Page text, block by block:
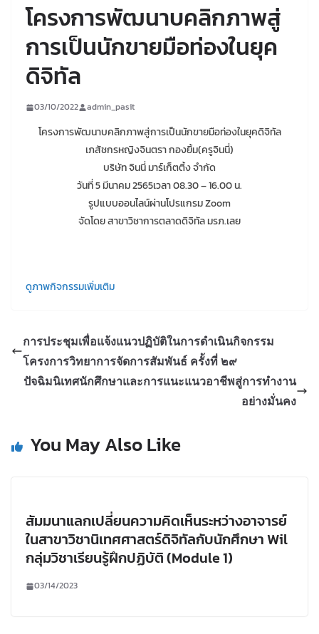
โครงการพัฒนาบคลิกภาพสู่
การเป็นนักขายมือท่องในยุค
ดิจิทัล
03/10/2022 admin_pasit
โครงการพัฒนาบคลิกภาพสู่การเป็นนักขายมือท่องในยุคดิจิทัล
เภสัชกรหญิงจินตรา กองยิ้ม(ครูจินนี่)
บริษัท จินนี่ มาร์เก็ตติ้ง จำกัด
วันที่ 5 มีนาคม 2565เวลา 08.30 – 16.00 น.
รูปแบบออนไลน์ผ่านโปรแกรม Zoom
จัดโดย สาขาวิชาการตลาดดิจิทัล มรภ.เลย
ดูภาพกิจกรรมเพิ่มเติม
การประชุมเพื่อแจ้งแนวปฏิบัติในการดำเนินกิจกรรม
โครงการวิทยาการจัดการสัมพันธ์ ครั้งที่ ๒๙
ปัจฉิมนิเทศนักศึกษาและการแนะแนวอาชีพสู่การทำงาน
อย่างมั่นคง
You May Also Like
สัมมนาแลกเปลี่ยนความคิดเห็นระหว่างอาจารย์
ในสาขาวิชานิเทศศาสตร์ดิจิทัลกับนักศึกษา Wil
กลุ่มวิชาเรียนรู้ฝึกปฏิบัติ (Module 1)
03/14/2023